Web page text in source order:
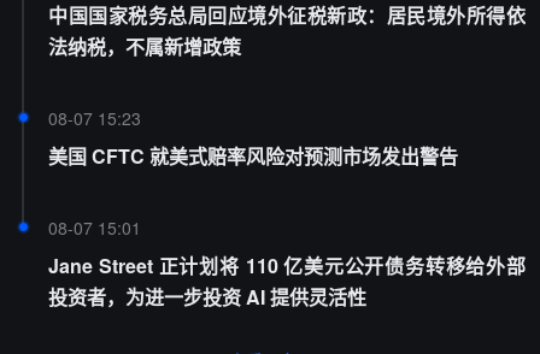
中国国家税务总局回应境外征税新政：居民境外所得依
法纳税，不属新增政策
08-07 15:23
美国 CFTC 就美式赔率风险对预测市场发出警告
08-07 15:01
Jane Street 正计划将 110 亿美元公开债务转移给外部
投资者，为进一步投资 AI 提供灵活性